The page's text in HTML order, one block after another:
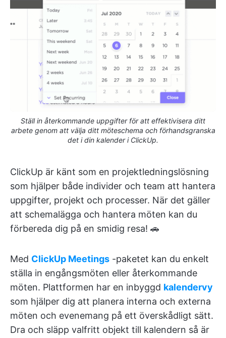
Ställ in återkommande uppgifter för att effektivisera ditt
arbete genom att välja ditt möteschema och förhandsgranska
det i din kalender i ClickUp.
ClickUp är känt som en projektledningslösning
som hjälper både individer och team att hantera
uppgifter, projekt och processer. När det gäller
att schemalägga och hantera möten kan du
förbereda dig på en smidig resa! 🚗
Med ClickUp Meetings -paketet kan du enkelt
ställa in engångsmöten eller återkommande
möten. Plattformen har en inbyggd kalendervy
som hjälper dig att planera interna och externa
möten och evenemang på ett överskådligt sätt.
Dra och släpp valfritt objekt till kalendern så är